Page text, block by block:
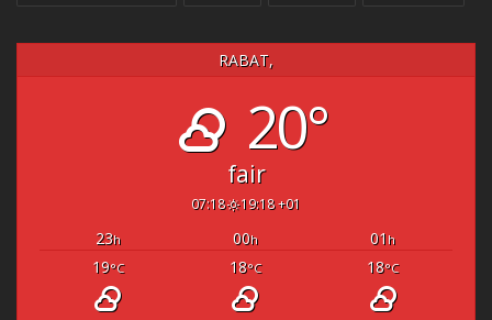
RABAT,
20°
fair
07:18 19:18 +01
23h 00h 01 h
19°C 18°C 18°C